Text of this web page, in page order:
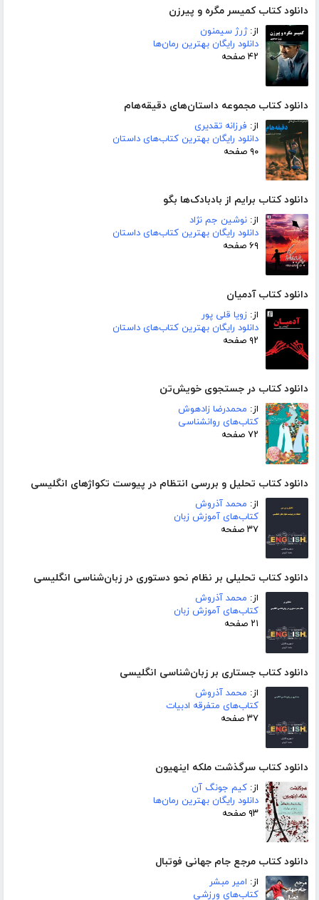
دانلود کتاب کمیسر مگره و پیرزن
از:ژرژ سیمنون
دانلود رایگان بهترین رمان‌ها
۴۲ صفحه
دانلود کتاب مجموعه داستان‌های دقیقه‌هام
از: فرزانه تقدیری
دانلود رایگان بهترین کتاب‌های داستان
۹۰ صفحه
دانلود کتاب برایم از بادبادک‌ها بگو
از: نوشین جم نژاد
دانلود رایگان بهترین کتاب‌های داستان
۶۹ صفحه
دانلود کتاب آدمیان
از: زویا قلی پور
دانلود رایگان بهترین کتاب‌های داستان
۹۲ صفحه
دانلود کتاب در جستجوی خویش‌تن
از: محمدرضا زادهوش
کتاب‌های روانشناسی
۷۲ صفحه
دانلود کتاب تحلیل و بررسی انتظام در پیوست تکواژهای انگلیسی
از: محمد آذروش
کتاب‌های آموزش زبان
۳۷ صفحه
دانلود کتاب تحلیلی بر نظام نحو دستوری در زبان‌شناسی انگلیسی
از: محمد آذروش
کتاب‌های آموزش زبان
۲۱ صفحه
دانلود کتاب جستاری بر زبان‌شناسی انگلیسی
از: محمد آذروش
کتاب‌های متفرقه ادبیات
۳۷ صفحه
دانلود کتاب سرگذشت ملکه اینهیون
از: کیم جونگ آن
دانلود رایگان بهترین رمان‌ها
۹۳ صفحه
دانلود کتاب مرجع جام جهانی فوتبال
از: امیر مبشر
کتاب‌های ورزشی